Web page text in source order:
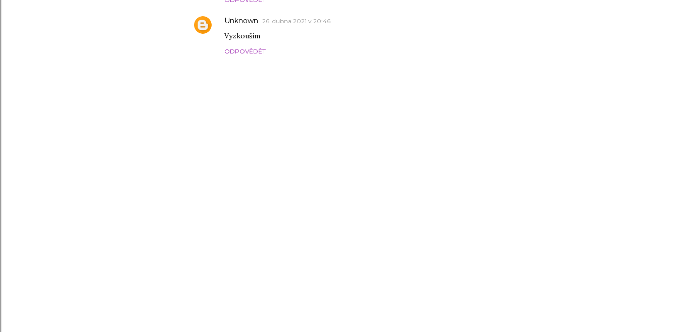
Unknown 26. dubna 2021 v 20:46
Vyzkouším
ODPOVĚDĚT